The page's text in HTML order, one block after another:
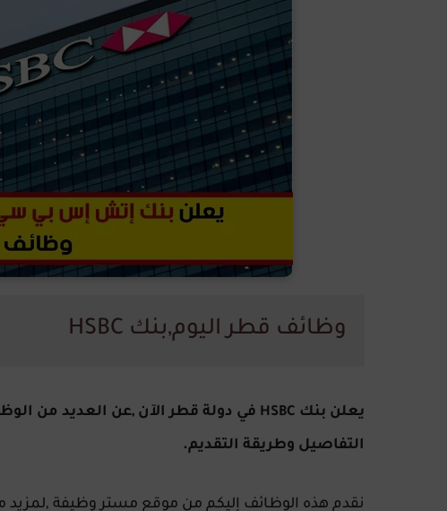
وظائف قطر اليوم,بنك HSBC
يعلن بنك HSBC في دولة قطر الآن ,عن العديد من
التفاصيل وطريقة التقديم.
نقدم هذه الوظائف إليكم من موقع مستر وظيفة ,لمزيد